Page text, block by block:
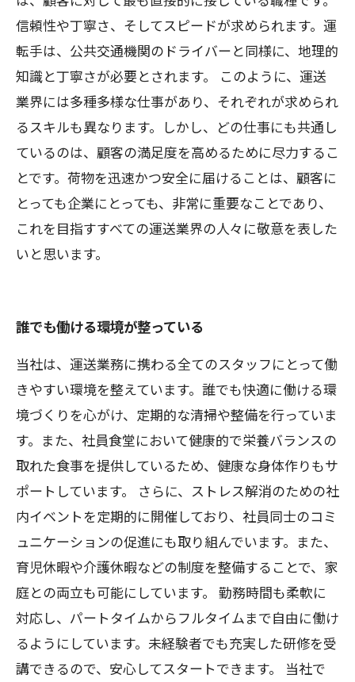
信頼性や丁寧さ、そしてスピードが求められます。運
転手は、公共交通機関のドライバーと同様に、地理的
知識と丁寧さが必要とされます。 このように、運送
業界には多種多様な仕事があり、それぞれが求められ
るスキルも異なります。しかし、どの仕事にも共通し
ているのは、顧客の満足度を高めるために尽力するこ
とです。荷物を迅速かつ安全に届けることは、顧客に
とっても企業にとっても、非常に重要なことであり、
これを目指すすべての運送業界の人々に敬意を表した
いと思います。
誰でも働ける環境が整っている
当社は、運送業務に携わる全てのスタッフにとって働
きやすい環境を整えています。誰でも快適に働ける環
境づくりを心がけ、定期的な清掃や整備を行っていま
す。また、社員食堂において健康的で栄養バランスの
取れた食事を提供しているため、健康な身体作りもサ
ポートしています。 さらに、ストレス解消のための社
内イベントを定期的に開催しており、社員同士のコミ
ュニケーションの促進にも取り組んでいます。また、
育児休暇や介護休暇などの制度を整備することで、家
庭との両立も可能にしています。 勤務時間も柔軟に
対応し、パートタイムからフルタイムまで自由に働け
るようにしています。未経験者でも充実した研修を受
講できるので、安心してスタートできます。 当社で